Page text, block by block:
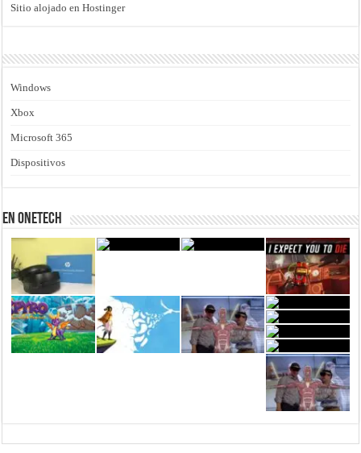
Sitio alojado en Hostinger
Windows
Xbox
Microsoft 365
Dispositivos
En Onetech